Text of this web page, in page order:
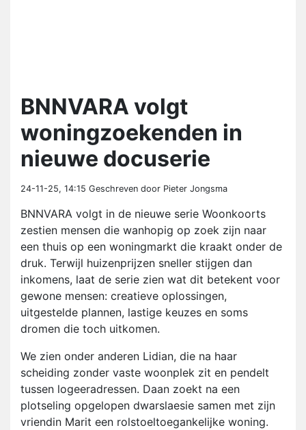
BNNVARA volgt
woningzoekenden in
nieuwe docuserie
24-11-25, 14:15 Geschreven door Pieter Jongsma
BNNVARA volgt in de nieuwe serie Woonkoorts
zestien mensen die wanhopig op zoek zijn naar
een thuis op een woningmarkt die kraakt onder de
druk. Terwijl huizenprijzen sneller stijgen dan
inkomens, laat de serie zien wat dit betekent voor
gewone mensen: creatieve oplossingen,
uitgestelde plannen, lastige keuzes en soms
dromen die toch uitkomen.
We zien onder anderen Lidian, die na haar
scheiding zonder vaste woonplek zit en pendelt
tussen logeeradressen. Daan zoekt na een
plotseling opgelopen dwarslaesie samen met zijn
vriendin Marit een rolstoeltoegankelijke woning.